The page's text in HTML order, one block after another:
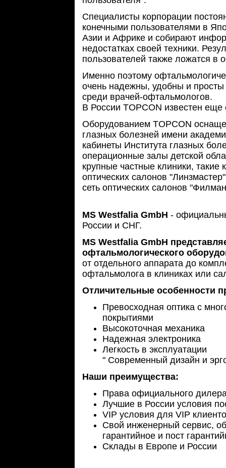
Специалисты корпорации
конечными пользователями в
Азии и Африке и собирают
недостатках своей техники.
пользователей также ложатся в
Именно поэтому
очень надежны, удобны и
среди врачей-офтальмологов.
В России TOPCON известен еще
Оборудованием TOPCON
глазных болезней имени
кабинеты Института глазных
операционные залы детской
крупные частные клиники,
оптических салонов
сеть оптических салонов
MS Westfalia GmbH -
России и СНГ.
MS Westfalia GmbH
офтальмологического
от отдельного аппарата до
офтальмолога в клиниках или
Отличительные особенности
Превосходная оптика с
покрытиями
Высокоточная механика
Надежная электроника
Легкость в эксплуатации
" Современный дизайн и
Наши преимущества:
Права официального
Лучшие в России условия
VIP условия для VIP
Свой инженерный сервис,
гарантийное и пост
Склады в Европе и России